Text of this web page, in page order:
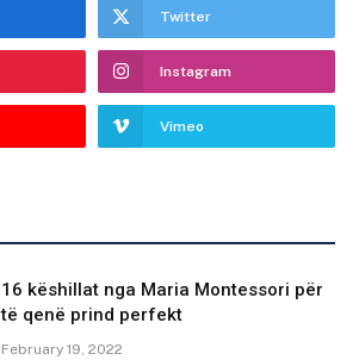
Twitter
Instagram
Vimeo
16 këshillat nga Maria Montessori për
të qenë prind perfekt
February 19, 2022